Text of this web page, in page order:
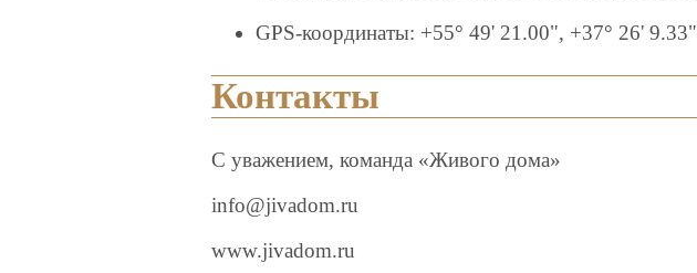
GPS-координаты: +55° 49' 21.00", +37° 26' 9.33"
Контакты
С уважением, команда «Живого дома»
info@jivadom.ru
www.jivadom.ru